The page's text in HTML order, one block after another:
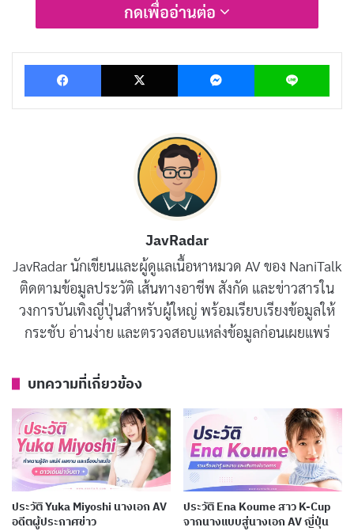
สาเหตุที่ชื่อ Yu Tano ถูกค้นหาบ่อยในช่วงหลัง มาจากการ
สู่การเป็นนางเอก AV ที่ผลงานแต่ละเรื่องติดชาร์ตขายดีต่อ
เนื่อง นอกจากนี้ การมีเป้าหมายในการสร้างแบรนด์ชุดชั้น
ในในอนาคต ยิ่งทำให้เธอมีเรื่องราวที่น่าติดตามมากกว่า
Yu Tano คือใคร
Yu Tano หรือชื่อภาษาญี่ปุ่น 田野憂 เป็น
ญี่ปุ่นที่เกิดในจังหวัดคานางาวะ และเติบโตในครอบครัวที่มี
สมาชิกหลายคนมีรูปร่างค่อนข้างอวบอักษร เธอเข้าสู่วงการ
บันเทิงครั้งแรกในฐานะกราเวียร์ไอดอลเมื่อต้นปี 2024 ก่อน
จะเปลี่ยนสายมาเป็นนางเอก AV ในอีกไม่กี่เดือนต่อมา
ความสนใจอย่างล้นหลาม บัญชี X (Twitter) ของเธอมียอด
ผู้ติดตามพุ่งขึ้น 10,000 คนในเวลาเพียง 3 วันหลังจากเปิด
ตัว จุดนี้สะท้อนให้เห็นถึงศักยภาพและความนิยมที่มีต่อเธอ
ตั้งแต่ช่วงแรกเริ่ม
บทความที่เกี่ยวข้อง
กดเพื่ออ่านต่อ
Facebook X Messenger Line
JavRadar
JavRadar นักเขียนและผู้ดูแลเนื้อหาหมวด AV ของ NaniTalk
ติดตามข้อมูลประวัติ เส้นทางอาชีพ สังกัด และข่าวสารใน
วงการบันเทิงญี่ปุ่นสำหรับผู้ใหญ่ พร้อมเรียบเรียงข้อมูลให้
กระชับ อ่านง่าย และตรวจสอบแหล่งข้อมูลก่อนเผยแพร่
บทความที่เกี่ยวข้อง
ประวัติ Yuka Miyoshi นางเอก AV
อดีตผู้ประกาศข่าว
ประวัติ Ena Koume สาว K-Cup
จากนางแบบสู่นางเอก AV ญี่ปุ่น